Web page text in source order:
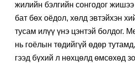
жилийн бэлгийн сонгодог
бат бөх оёдол, хөлд эвтэйхэн
тусам илүү үнэ цэнтэй болдог.
нь гоёлын төдийгүй өдөр
гээд бүхий л нөхцөлд өмсөхөд